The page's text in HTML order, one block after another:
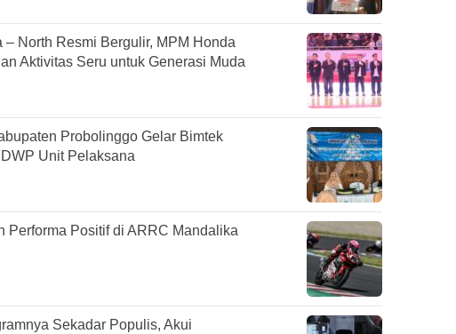
– North Resmi Bergulir, MPM Honda
Aktivitas Seru untuk Generasi Muda
Probolinggo Gelar Bimtek
Unit Pelaksana
Performa Positif di ARRC Mandalika
Sekadar Populis, Akui